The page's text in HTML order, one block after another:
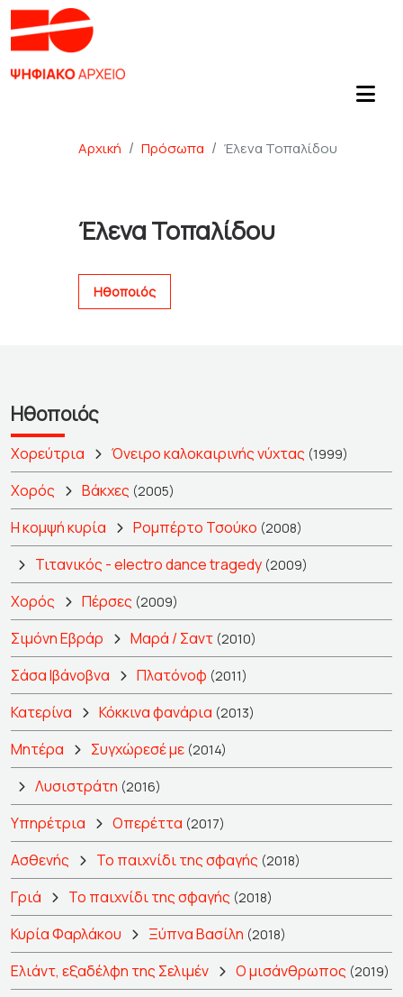
Αρχική Πρόσωπα Έλενα Τοπαλίδου
Έλενα Τοπαλίδου
Ηθοποιός
Ηθοποιός
Χορεύτρια Όνειρο καλοκαιρινής νύχτας (1999)
Χορός Βάκχες (2005)
Η κομψή κυρία Ρομπέρτο Τσούκο (2008)
Τιτανικός - electro dance tragedy (2009)
Χορός Πέρσες (2009)
Σιμόνη Εβράρ Μαρά / Σαντ (2010)
Σάσα Ιβάνοβνα Πλατόνοφ (2011)
Κατερίνα Κόκκινα φανάρια (2013)
Μητέρα Συγχώρεσέ με (2014)
Λυσιστράτη (2016)
Υπηρέτρια Οπερέττα (2017)
Ασθενής Το παιχνίδι της σφαγής (2018)
Γριά Το παιχνίδι της σφαγής (2018)
Κυρία Φαρλάκου Ξύπνα Βασίλη (2018)
Ελιάντ, εξαδέλφη της Σελιμέν Ο μισάνθρωπος (2019)